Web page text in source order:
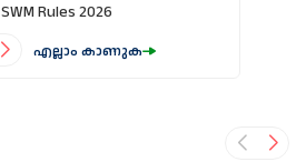
SWM Rules 2026
എല്ലാം കാണുക